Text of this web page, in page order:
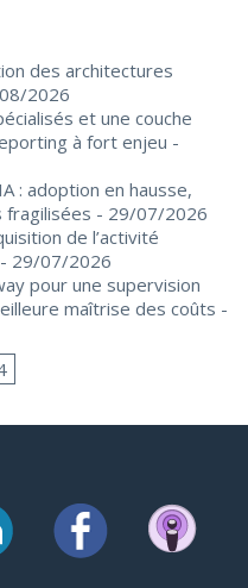
des architectures
2026
et une couche
à fort enjeu -
: adoption en hausse,
fragilisées - 29/07/2026
de l’activité
- 29/07/2026
pour une supervision
maîtrise des coûts -